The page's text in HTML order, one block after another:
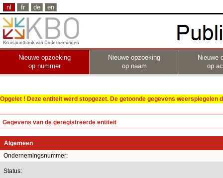
nl fr de en
Nieuwe opzoeking
op nummer
Nieuwe opzoeking
op naam
Nieuwe
op
Opgelet ! Deze entiteit werd stopgezet. De getoonde gegevens
Gegevens van de geregistreerde entiteit
Algemeen
Ondernemingsnummer:
Status: